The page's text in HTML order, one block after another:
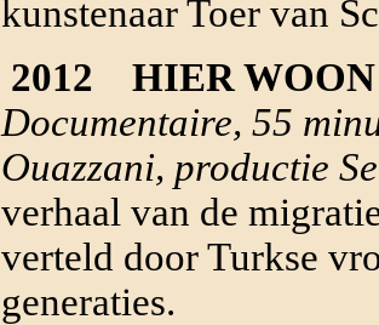
kunstenaar Toer van
2012 HIER
Documentaire, 55
Ouazzani, productie
verhaal van de
verteld door Turkse
generaties.